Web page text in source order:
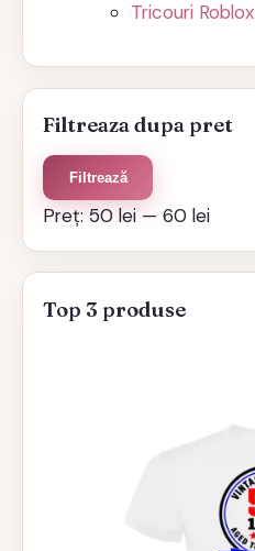
Tricouri Roblox
Filtreaza dupa pret
Preț
minim
Preț
maxim
Filtrează
Preț:50 lei —60 lei
Top 3 produse